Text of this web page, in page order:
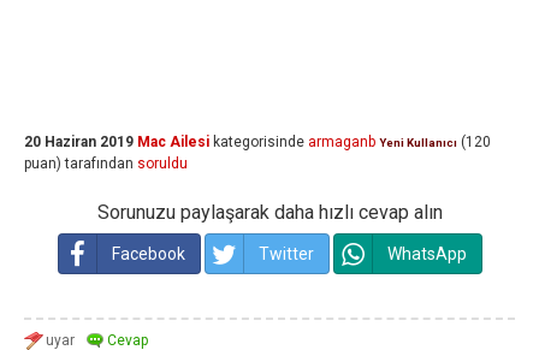
20 Haziran 2019 Mac Ailesi kategorisinde armaganb Yeni Kullanıcı (120
puan) tarafından soruldu
Sorunuzu paylaşarak daha hızlı cevap alın
Facebook Twitter WhatsApp